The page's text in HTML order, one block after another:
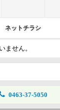
ネットチラシ
ません。
0463-37-5050